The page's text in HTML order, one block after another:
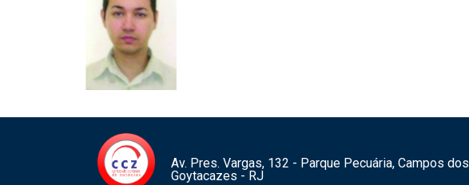
Av. Pres. Vargas, 132 - Parque Pecuária, Campos dos
Goytacazes - RJ